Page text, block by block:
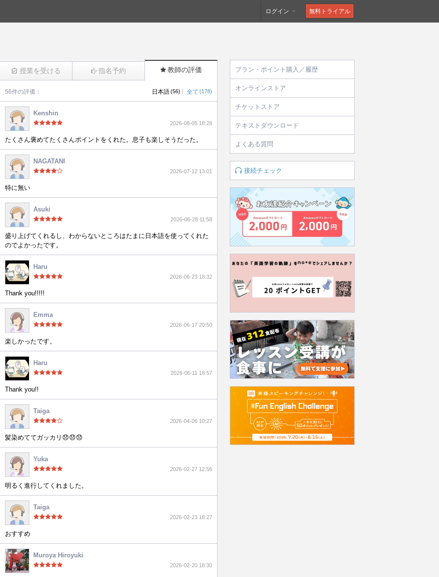
ログイン 無料トライアル
(311)
授業を受ける 指名予約 教師の評価
56件の評価： 日本語(56) | 全て (178)
Kenshin
2026-08-05 18:28
たくさん褒めてたくさんポイントをくれた。息子も楽しそうだった。
NAGATANI
2026-07-12 13:01
特に無い
Asuki
2026-06-28 11:58
盛り上げてくれるし、わからないところはたまに日本語を使ってくれた
のでよかったです。
Haru
2026-06-23 18:32
Thank you!!!!!
Emma
2026-06-17 20:50
楽しかったです。
Haru
2026-06-11 18:57
Thank you!!
Taiga
2026-04-06 10:27
髪染めててガッカリ😞😞😞
Yuka
2026-02-27 12:56
明るく進行してくれました。
Taiga
2026-02-23 18:27
おすすめ
Muroya Hiroyuki
2026-02-20 18:30
プラン・ポイント購入／履歴
オンラインストア
チケットストア
テキストダウンロード
よくある質問
接続チェック